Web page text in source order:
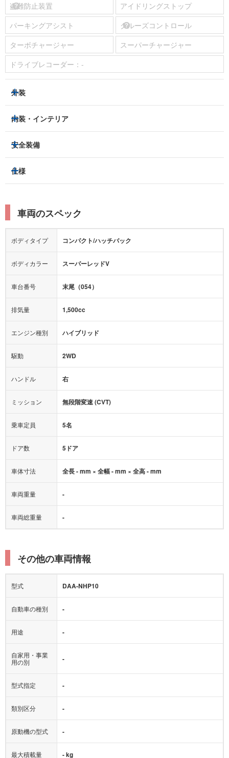
盗難防止装置
アイドリングストップ
パーキングアシスト
クルーズコントロール
ターボチャージャー
スーパーチャージャー
ドライブレコーダー： -
外装
ヘッドライト
アルミホイール：-
サンルーフ/ガラスルーフ
ルーフレール
エアロパーツ
ローダウン
内装・インテリア
3列シート
ベンチシート
パワーシート
シートヒーター
カーナビ：メモリーナビ他
ミュージックプレイヤー接続可
後席モニター
安全装備
トラクションコントロール
レーンキープアシスト
横滑り防止装置
衝突被害軽減プレーキ
カメラ：バック
エアバッグ：
ダブルエアバッグ
衝撃緩和ヘッドレスト
サポカー
アクセル踏み間違い（誤発進）防止装置
アダプティブクルーズコントロール
ヒルディセントコントロール
オートマチックハイビーム
仕様
車両のスペック
ボディタイプ コンパクト/ハッチバック
ボディカラー スーパーレッドV
車台番号 末尾（054）
排気量 1,500cc
エンジン種別 ハイブリッド
駆動 2WD
ハンドル 右
ミッション 無段階変速 (CVT)
乗車定員 5名
ドア数 5ドア
車体寸法 全長 - mm × 全幅 - mm × 全高 - mm
車両重量 -
車両総重量 -
その他の車両情報
型式 DAA-NHP10
自動車の種別 -
用途 -
自家用・事業
用の別
-
型式指定 -
類別区分 -
原動機の型式 -
最大積載量 - kg